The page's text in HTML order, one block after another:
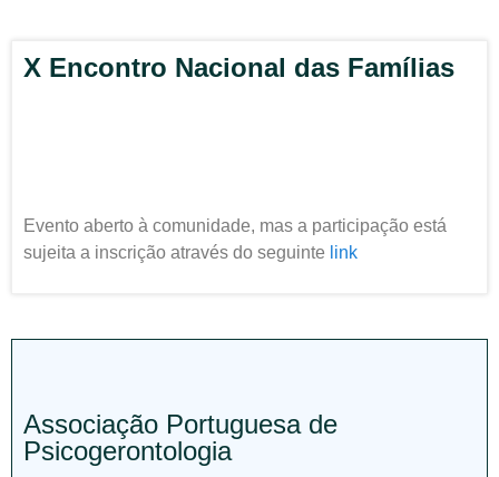
X Encontro Nacional das Famílias
Evento aberto à comunidade, mas a participação está
sujeita a inscrição através do seguinte link
Associação Portuguesa de
Psicogerontologia